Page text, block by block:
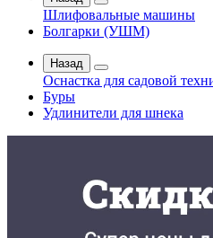
Шлифовальные машины
Болгарки (УШМ)
Назад
Оснастка для садовой
Буры
Удлинители для шнека